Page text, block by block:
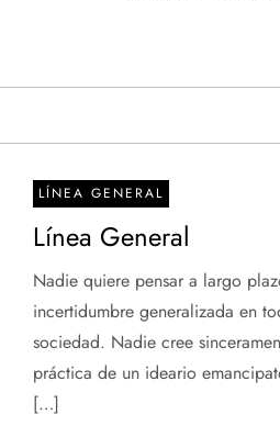
LÍNEA GENERAL
Línea General
Nadie quiere pensar a largo
incertidumbre generalizada en
sociedad. Nadie cree
práctica de un ideario
[…]